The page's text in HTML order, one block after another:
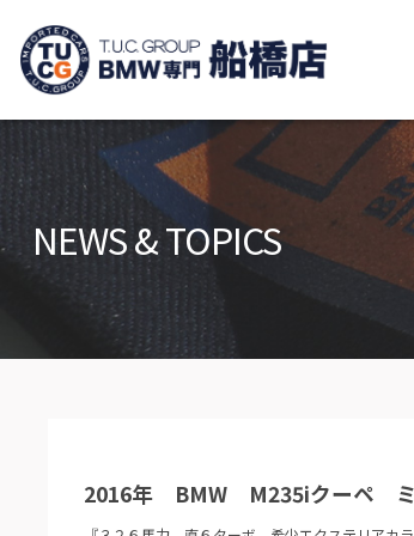
ニュース
News and Topics
保証＆サービス
Warranty and Serivce
特別作業について
Special service
会社概要
NEWS & TOPICS
2016年 BMW M235iクーペ